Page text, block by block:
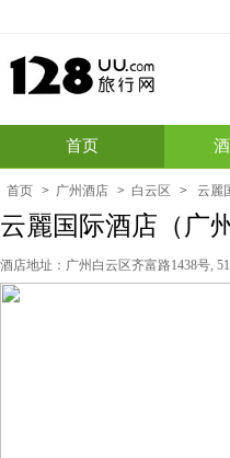
首页
首页 > 广州酒店 > 白云区 > 云麗
酒店地址： 广州白云区齐富路1438号,